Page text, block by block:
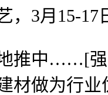
3月15-17
中……[强]
材做为行